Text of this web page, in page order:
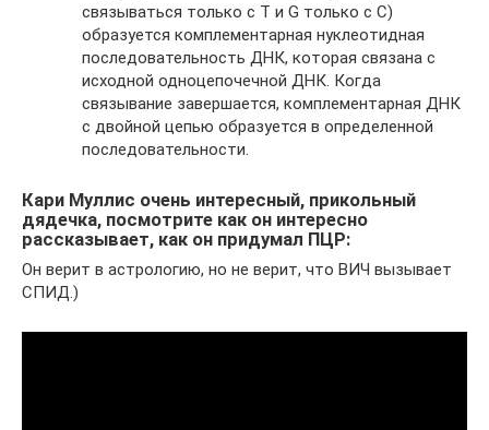
связываться только с T и G только с C)
образуется комплементарная нуклеотидная
последовательность ДНК, которая связана с
исходной одноцепочечной ДНК. Когда
связывание завершается, комплементарная ДНК
с двойной цепью образуется в определенной
последовательности.
Кари Муллис очень интересный, прикольный
дядечка, посмотрите как он интересно
рассказывает, как он придумал ПЦР:
Он верит в астрологию, но не верит, что ВИЧ вызывает
СПИД.)